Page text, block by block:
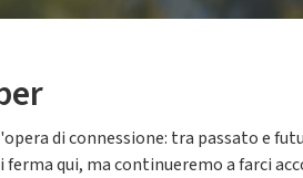
di connessione: tra passato e
qui, ma continueremo a farci